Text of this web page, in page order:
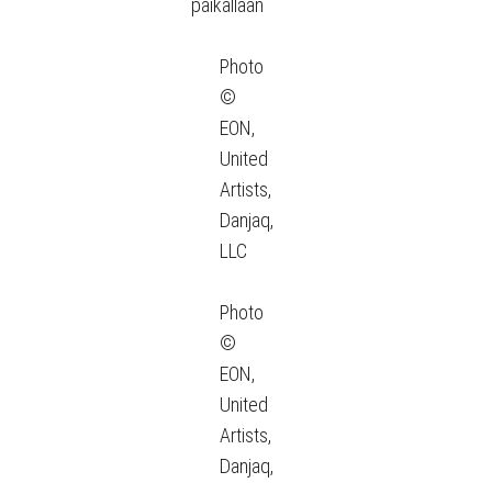
paikallaan
Photo
©
EON,
United
Artists,
Danjaq,
LLC
Photo
©
EON,
United
Artists,
Danjaq,